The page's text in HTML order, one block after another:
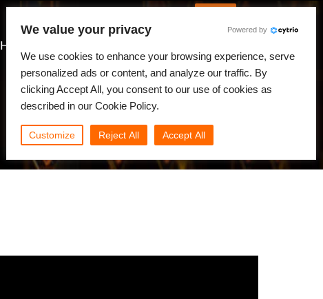
Новости
We value your privacy Powered by
We use cookies to enhance your browsing experience, serve
personalized ads or content, and analyze our traffic. By
clicking Accept All, you consent to our use of cookies as
described in our Cookie Policy.
Customize Reject All Accept All